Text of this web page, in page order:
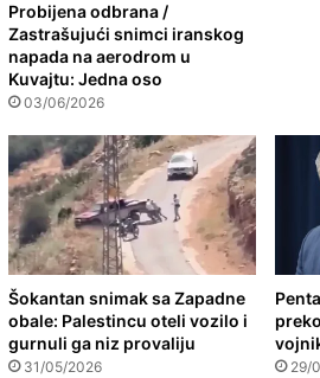
Probijena odbrana /
Zastrašujući snimci iranskog
napada na aerodrom u
Kuvajtu: Jedna oso
03/06/2026
Šokantan snimak sa Zapadne
obale: Palestincu oteli vozilo i
gurnuli ga niz provaliju
31/05/2026 29/